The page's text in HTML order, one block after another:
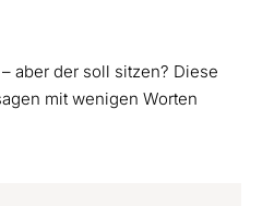
aber der soll sitzen? Diese
mit wenigen Worten